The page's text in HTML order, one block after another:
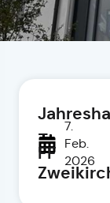
7.
Feb.
2026
–
FF